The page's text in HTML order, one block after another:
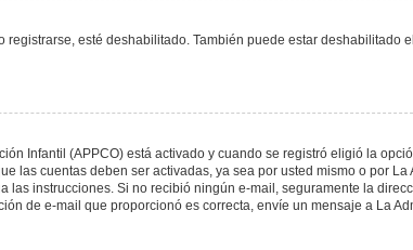
esté deshabilitado. También puede estar deshabilitado
Infantil (APPCO) está activado y cuando se registró eligió la
las cuentas deben ser activadas, ya sea por usted mismo o por La
instrucciones. Si no recibió ningún e-mail, seguramente la
de e-mail que proporcionó es correcta, envíe un mensaje a La